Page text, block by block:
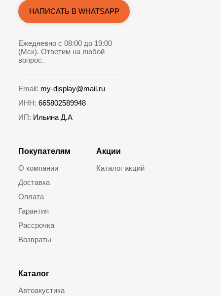
Покупателям
О компании
Доставка
Оплата
Гарантия
Рассрочка
Возвраты
Каталог
Автоакустика
Акции
Каталог акций
НАПИСАТЬ В WHATSAPP
Ежедневно с 08:00 до 19:00
(Мск). Ответим на любой
вопрос.
Email: my-display@mail.ru
ИНН: 665802589948
ИП: Ильина Д.А